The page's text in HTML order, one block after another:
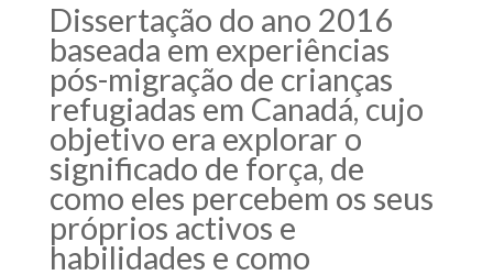
Dissertação do ano 2016
baseada em experiências
pós-migração de crianças
refugiadas em Canadá, cujo
objetivo era explorar o
significado de força, de
como eles percebem os seus
próprios activos e
habilidades e como